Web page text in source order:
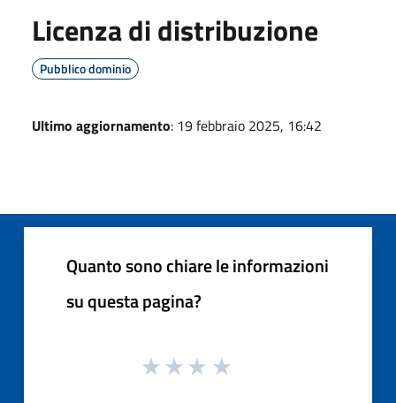
Licenza di distribuzione
Pubblico dominio
Ultimo aggiornamento: 19 febbraio 2025, 16:42
Quanto sono chiare le informazioni
su questa pagina?